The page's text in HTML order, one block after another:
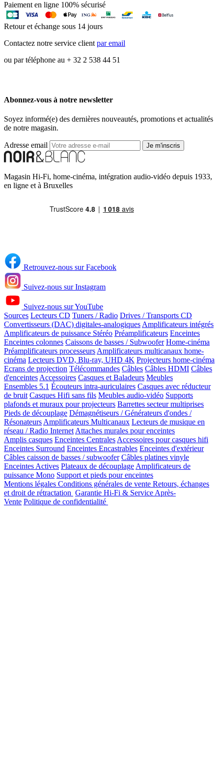
Paiement en ligne 100% sécurisé
Retour et échange sous 14 jours
Contactez notre service clientpar email
ou par téléphone au + 32 2 538 44 51
Abonnez-vous à notre newsletter
Soyez informé(e) des dernières nouveautés, promotions et actualités
de notre magasin.
Adresse email Je m'inscris
Magasin Hi-Fi, home-cinéma, intégration audio-vidéo depuis 1933,
en ligne et à Bruxelles
Retrouvez-nous sur Facebook
Suivez-nous sur Instagram
Suivez-nous sur YouTube
Sources Lecteurs CD Tuners / Radio Drives / Transports CD
Convertisseurs (DAC) digitales-analogiques Amplificateurs intégrés
Amplificateurs de puissance Stéréo Préamplificateurs Enceintes
Enceintes colonnes Caissons de basses / Subwoofer Home-cinéma
Préamplificateurs processeurs Amplificateurs multicanaux home-
cinéma Lecteurs DVD, Blu-ray, UHD 4K Projecteurs home-cinéma
Ecrans de projection Télécommandes Câbles Câbles HDMI Câbles
d'enceintes Accessoires Casques et Baladeurs Meubles
Ensembles 5.1 Écouteurs intra-auriculaires Casques avec réducteur
de bruit Casques Hifi sans fils Meubles audio-vidéo Supports
plafonds et muraux pour projecteurs Barrettes secteur multiprises
Pieds de découplage Démagnétiseurs / Générateurs d'ondes /
Résonateurs Amplificateurs Multicanaux Lecteurs de musique en
réseau / Radio Internet Attaches murales pour enceintes
Amplis casques Enceintes Centrales Accessoires pour casques hifi
Enceintes Surround Enceintes Encastrables Enceintes d'extérieur
Câbles caisson de basses / subwoofer Câbles platines vinyle
Enceintes Actives Plateaux de découplage Amplificateurs de
puissance Mono Support et pieds pour enceintes
Mentions légales Conditions générales de vente Retours, échanges
et droit de rétractation Garantie Hi-Fi & Service Après-
Vente Politique de confidentialité